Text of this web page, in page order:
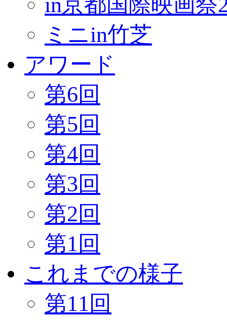
ミニin竹芝
アワード
第6回
第5回
第4回
第3回
第2回
第1回
これまでの様子
第11回